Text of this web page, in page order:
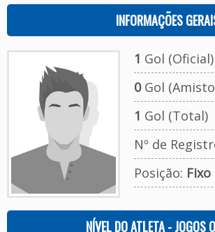
INFORMAÇÕES
1 Gol (Oficial)
0Gol
1 Gol (Total)
Nº de
Posição: Fixo
NÍVEL DO ATLETA - JOGOS